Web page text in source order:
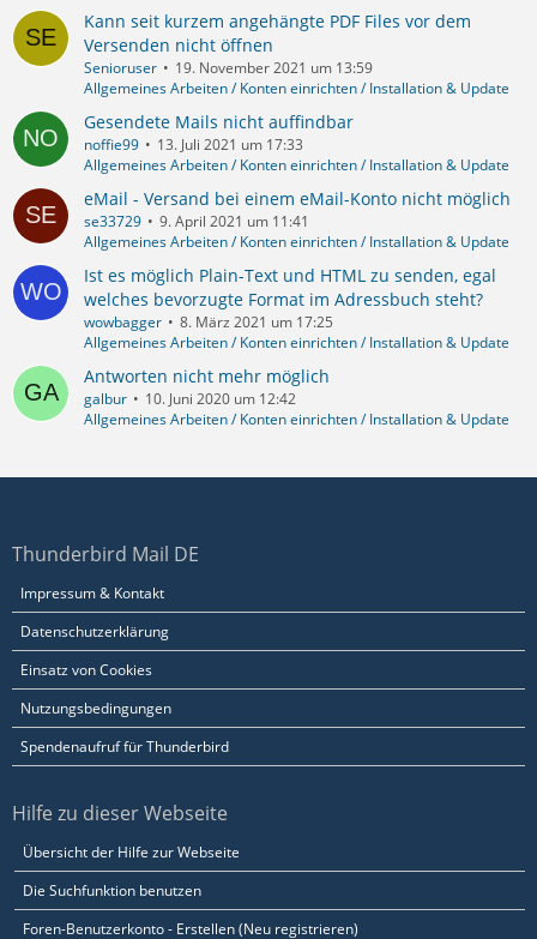
Kann seit kurzem angehängte PDF Files vor dem
Versenden nicht öffnen
Senioruser
19. November 2021 um 13:59
Allgemeines Arbeiten / Konten einrichten / Installation & Update
Gesendete Mails nicht auffindbar
noffie99
13. Juli 2021 um 17:33
Allgemeines Arbeiten / Konten einrichten / Installation & Update
eMail - Versand bei einem eMail-Konto nicht möglich
se33729
9. April 2021 um 11:41
Allgemeines Arbeiten / Konten einrichten / Installation & Update
Ist es möglich Plain-Text und HTML zu senden, egal
welches bevorzugte Format im Adressbuch steht?
wowbagger
8. März 2021 um 17:25
Allgemeines Arbeiten / Konten einrichten / Installation & Update
Antworten nicht mehr möglich
galbur
10. Juni 2020 um 12:42
Allgemeines Arbeiten / Konten einrichten / Installation & Update
Thunderbird Mail DE
Impressum & Kontakt
Datenschutzerklärung
Einsatz von Cookies
Nutzungsbedingungen
Spendenaufruf für Thunderbird
Hilfe zu dieser Webseite
Übersicht der Hilfe zur Webseite
Die Suchfunktion benutzen
Foren-Benutzerkonto - Erstellen (Neu registrieren)